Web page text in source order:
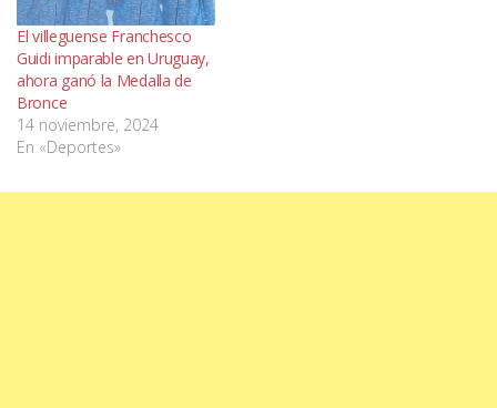
El villeguense Franchesco
Guidi imparable en Uruguay,
ahora ganó la Medalla de
Bronce
14 noviembre, 2024
En «Deportes»